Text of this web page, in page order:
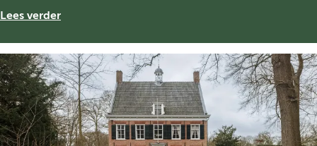
u
v
a
n
N
e
d
e
e
t
e
G
e
b
o
u
r
d
g
V
i
n
c
e
g
w
i
j
s
t
o
n
Lees verder